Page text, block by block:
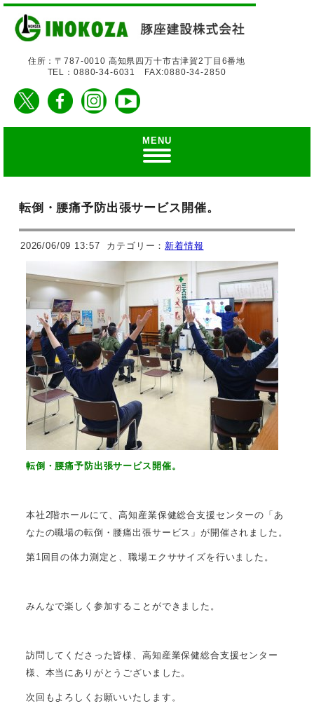
住所：〒787-0010 高知県四万十市古津賀2丁目6番地
TEL：0880-34-6031 FAX:0880-34-2850
MENU
転倒・腰痛予防出張サービス開催。
2026/06/09 13:57 カテゴリー： 新着情報
転倒・腰痛予防出張サービス開催。
本社2階ホールにて、高知産業保健総合支援センターの「あ
なたの職場の転倒・腰痛出張サービス」が開催されました。
第1回目の体力測定と、職場エクササイズを行いました。
みんなで楽しく参加することができました。
訪問してくださった皆様、高知産業保健総合支援センター
様、本当にありがとうございました。
次回もよろしくお願いいたします。